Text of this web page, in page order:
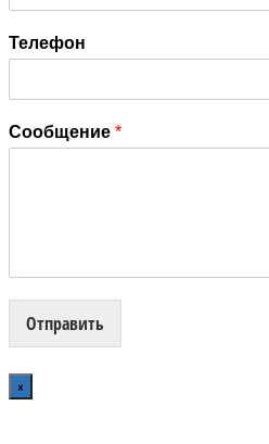
Телефон
Сообщение *
Отправить
×